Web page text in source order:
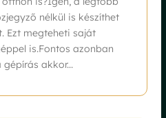
nélkül is készíthet
Ezt megteheti saját
is.Fontos azonban
akkor...